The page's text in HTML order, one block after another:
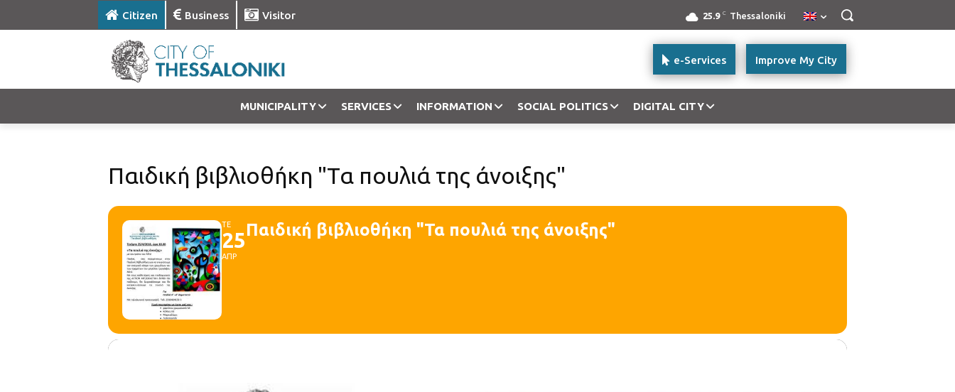
Citizen Business Visitor 25.9 C Thessaloniki
Improve My City
e-Services
MUNICIPALITY SERVICES INFORMATION SOCIAL POLITICS DIGITAL CITY
Παιδική βιβλιοθήκη "Τα πουλιά της άνοιξης"
ΤΕ
25
ΑΠΡ
Παιδική βιβλιοθήκη "Τα πουλιά της άνοιξης"